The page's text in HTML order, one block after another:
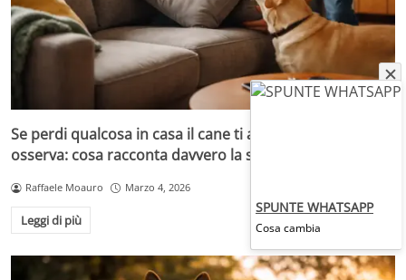
Se perdi qualcosa in casa il cane ti aiuta, il gatto
osserva: cosa racconta davvero la scienza
Raffaele Moauro Marzo 4, 2026
Leggi di più
SPUNTE WHATSAPP
Cosa cambia